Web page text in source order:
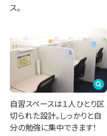
ス。
自習スペースは１人ひとり区
切られた設計。しっかりと自
分の勉強に集中できます！